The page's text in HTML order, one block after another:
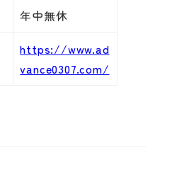
年中無休
https://www.ad
vance0307.com/